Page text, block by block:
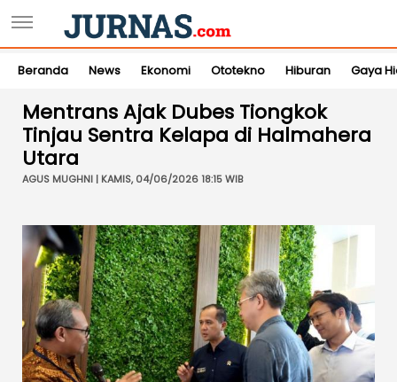
Beranda News Ekonomi Ototekno Hiburan Gaya
Mentrans Ajak Dubes Tiongkok
Tinjau Sentra Kelapa di Halmahera
Utara
AGUS MUGHNI | KAMIS, 04/06/2026 18:15 WIB